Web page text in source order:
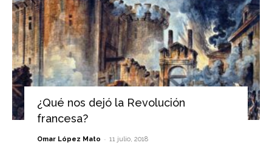
¿Qué nos dejó la Revolución
francesa?
Omar López Mato - 11 julio, 2018